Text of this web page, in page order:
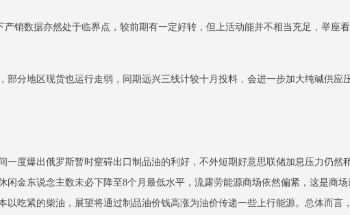
销数据亦然处于临界点，较前期有一定好转，但上活动能并不相当充足，举座
分地区现货也运行走弱，同期远兴三线计较十月投料，会进一步加大纯碱供应
一度爆出俄罗斯暂时窒碍出口制品油的利好，不外短期好意思联储加息压力仍然
闲金东说念主数未必下降至8个月最低水平，流露劳能源商场依然偏紧，这是商
以吃紧的柴油，展望将通过制品油价钱高涨为油价传递一些上行能源。总体而言